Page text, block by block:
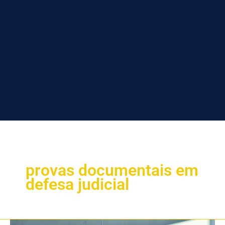
provas documentais em
defesa judicial